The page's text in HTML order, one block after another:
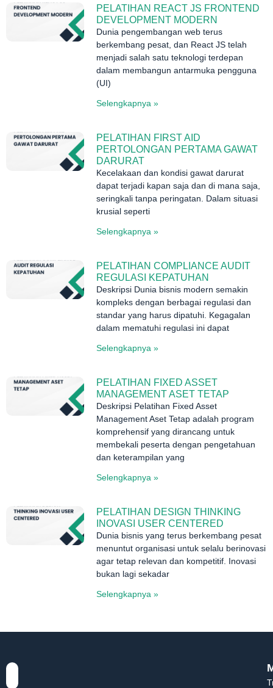
PELATIHAN REACT JS FRONTEND
DEVELOPMENT MODERN
Dunia pengembangan web terus
berkembang pesat, dan React JS telah
menjadi salah satu teknologi terdepan
dalam membangun antarmuka pengguna
(UI)
Selengkapnya »
PELATIHAN FIRST AID
PERTOLONGAN PERTAMA GAWAT
DARURAT
Kecelakaan dan kondisi gawat darurat
dapat terjadi kapan saja dan di mana saja,
seringkali tanpa peringatan. Dalam situasi
krusial seperti
Selengkapnya »
PELATIHAN COMPLIANCE AUDIT
REGULASI KEPATUHAN
Deskripsi Dunia bisnis modern semakin
kompleks dengan berbagai regulasi dan
standar yang harus dipatuhi. Kegagalan
dalam mematuhi regulasi ini dapat
Selengkapnya »
PELATIHAN FIXED ASSET
MANAGEMENT ASET TETAP
Deskripsi Pelatihan Fixed Asset
Management Aset Tetap adalah program
komprehensif yang dirancang untuk
membekali peserta dengan pengetahuan
dan keterampilan yang
Selengkapnya »
PELATIHAN DESIGN THINKING
INOVASI USER CENTERED
Dunia bisnis yang terus berkembang pesat
menuntut organisasi untuk selalu berinovasi
agar tetap relevan dan kompetitif. Inovasi
bukan lagi sekadar
Selengkapnya »